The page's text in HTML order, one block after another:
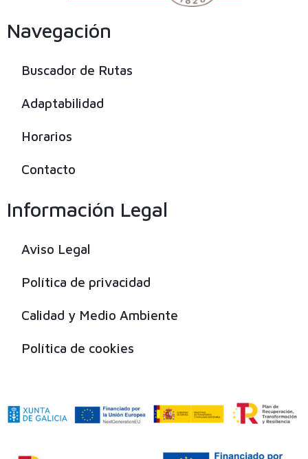
Navegación
Buscador de Rutas
Adaptabilidad
Horarios
Contacto
Información Legal
Aviso Legal
Política de privacidad
Calidad y Medio Ambiente
Política de cookies